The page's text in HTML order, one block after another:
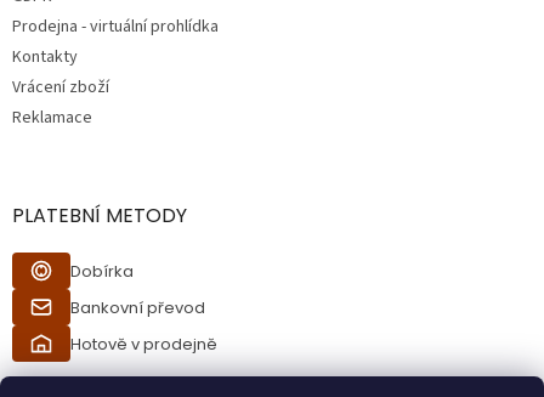
Prodejna - virtuální prohlídka
Kontakty
Vrácení zboží
Reklamace
PLATEBNÍ METODY
Dobírka
Bankovní převod
Hotově v prodejně